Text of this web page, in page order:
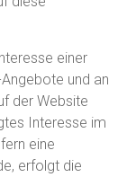
einer
und an
der Website
Interesse im
eine
erfolgt die